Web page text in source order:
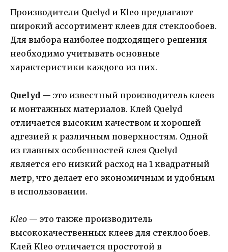
Производители Quelyd и Kleo предлагают
широкий ассортимент клеев для стеклообоев.
Для выбора наиболее подходящего решения
необходимо учитывать основные
характеристики каждого из них.
Quelyd — это известный производитель клеев
и монтажных материалов. Клей Quelyd
отличается высоким качеством и хорошей
адгезией к различным поверхностям. Одной
из главных особенностей клея Quelyd
является его низкий расход на 1 квадратный
метр, что делает его экономичным и удобным
в использовании.
Kleo — это также производитель
высококачественных клеев для стеклообоев.
Клей Kleo отличается простотой в